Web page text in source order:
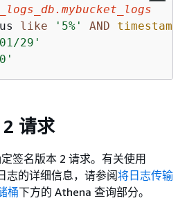
like '5%' AND
timestamp
29'
请求
签名版本 2 请求。有关使用
志的详细信息，请参阅将日志传输
桶下方的 Athena 查询部分。